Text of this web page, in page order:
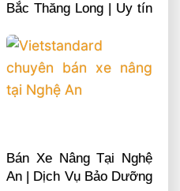
Bắc Thăng Long | Uy tín
0868481555
Bán Xe Nâng Tại Nghệ
An | Dịch Vụ Bảo Dưỡng